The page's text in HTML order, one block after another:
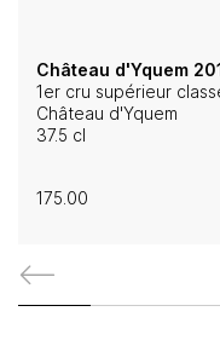
Château d'Yquem
1er cru supérieur
Château d'Yquem
37.5 cl
175.00